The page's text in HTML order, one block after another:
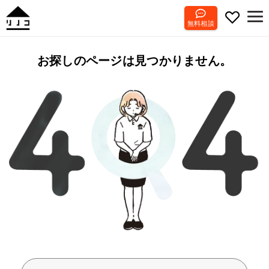
無料相談
お探しのページは見つかりません。